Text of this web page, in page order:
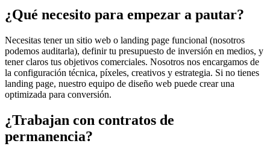
¿Qué necesito para empezar a pautar?
Necesitas tener un sitio web o landing page funcional (nosotros
podemos auditarla), definir tu presupuesto de inversión en medios, y
tener claros tus objetivos comerciales. Nosotros nos encargamos de
la configuración técnica, píxeles, creativos y estrategia. Si no tienes
landing page, nuestro equipo de diseño web puede crear una
optimizada para conversión.
¿Trabajan con contratos de
permanencia?